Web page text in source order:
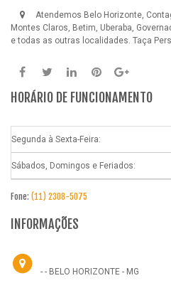
Atendemos Belo Horizonte,
Montes Claros, Betim, Uberaba,
e todas as outras localidades. Taça
HORÁRIO DE FUNCIONAMENTO
Segunda à Sexta-Feira:
Sábados, Domingos e Feriados:
Fone: (11) 2308-5075
INFORMAÇÕES
- - BELO HORIZONTE - MG